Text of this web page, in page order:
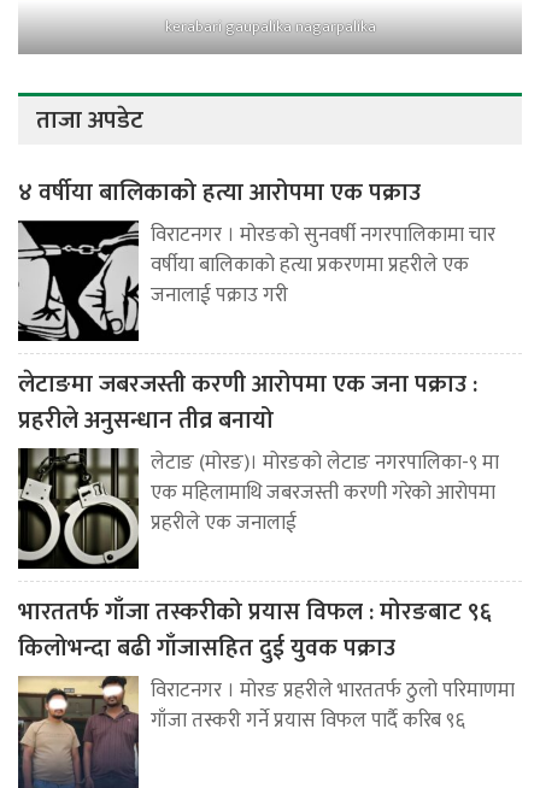
kerabari gaupalika nagarpalika
ताजा अपडेट
४ वर्षीया बालिकाको हत्या आरोपमा एक पक्राउ
विराटनगर । मोरङको सुनवर्षी नगरपालिकामा चार
वर्षीया बालिकाको हत्या प्रकरणमा प्रहरीले एक
जनालाई पक्राउ गरी
लेटाङमा जबरजस्ती करणी आरोपमा एक जना पक्राउ :
प्रहरीले अनुसन्धान तीव्र बनायो
लेटाङ (मोरङ)। मोरङको लेटाङ नगरपालिका-९ मा
एक महिलामाथि जबरजस्ती करणी गरेको आरोपमा
प्रहरीले एक जनालाई
भारततर्फ गाँजा तस्करीको प्रयास विफल : मोरङबाट ९६
किलोभन्दा बढी गाँजासहित दुई युवक पक्राउ
विराटनगर । मोरङ प्रहरीले भारततर्फ ठुलो परिमाणमा
गाँजा तस्करी गर्ने प्रयास विफल पार्दै करिब ९६